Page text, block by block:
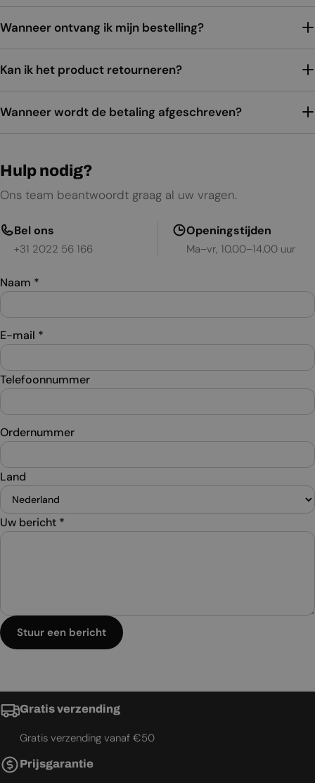
Wanneer ontvang ik mijn bestelling?
Kan ik het product retourneren?
Wanneer wordt de betaling afgeschreven?
Hulp nodig?
Ons team beantwoordt graag al uw vragen.
Bel ons
+31 2022 56 166
Openingstijden
Ma–vr, 10.00–14.00 uur
Naam *
E-mail *
Telefoonnummer
Ordernummer
Land
Uw bericht *
Stuur een bericht
Gratis verzending
Gratis verzending vanaf €50
Prijsgarantie